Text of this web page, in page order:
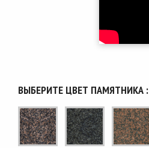
ВЫБЕРИТЕ ЦВЕТ ПАМЯТНИКА :